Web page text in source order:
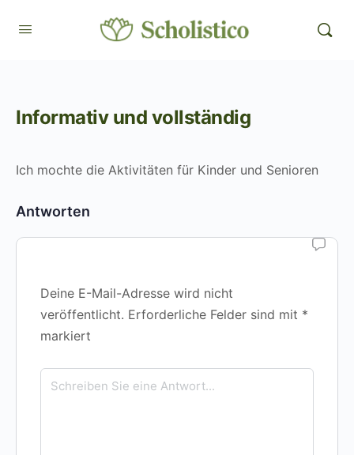
Informativ und vollständig
Ich mochte die Aktivitäten für Kinder und Senioren
Antworten
Deine E-Mail-Adresse wird nicht
veröffentlicht. Erforderliche Felder sind mit *
markiert